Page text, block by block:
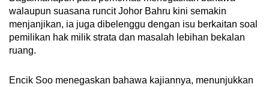
walaupun suasana runcit Johor Bahru kini semakin
menjanjikan, ia juga dibelenggu dengan isu berkaitan soal
pemilikan hak milik strata dan masalah lebihan bekalan
ruang.
Encik Soo menegaskan bahawa kajiannya, menunjukkan